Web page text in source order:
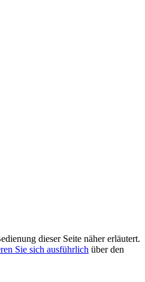
dieser Seite näher erläutert.
Sie sich ausführlich über den